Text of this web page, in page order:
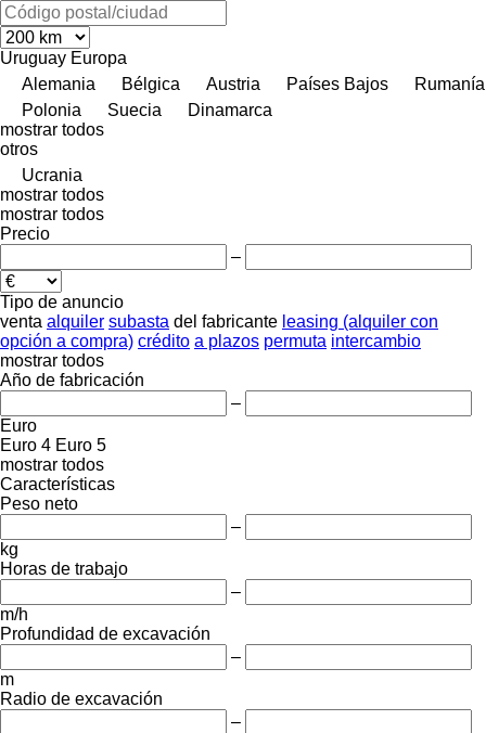
Uruguay Europa
Alemania
Bélgica Austria Países Bajos
Rumanía
Polonia
Suecia
Dinamarca
mostrar todos
otros
Ucrania
mostrar todos
mostrar todos
Precio
–
Tipo de anuncio
venta alquiler subasta del fabricante leasing (alquiler con
opción a compra) crédito a plazos permuta intercambio
mostrar todos
Año de fabricación
–
Euro
Euro 4 Euro 5
mostrar todos
Características
Peso neto
–
kg
Horas de trabajo
–
m/h
Profundidad de excavación
–
m
Radio de excavación
–